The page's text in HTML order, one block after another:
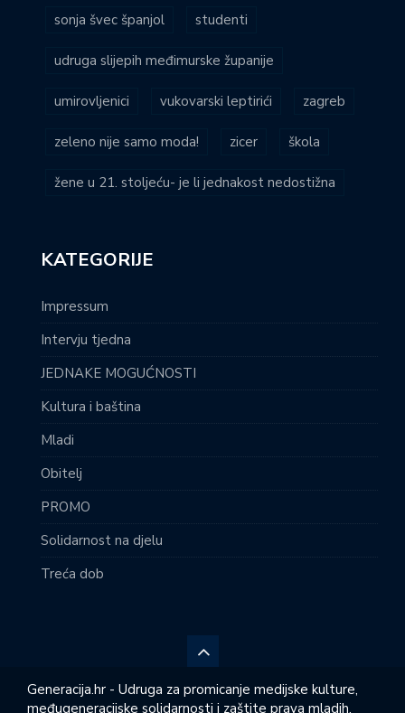
sonja švec španjol studenti
udruga slijepih međimurske županije
umirovljenici vukovarski leptirići zagreb
zeleno nije samo moda! zicer škola
žene u 21. stoljeću- je li jednakost nedostižna
KATEGORIJE
Impressum
Intervju tjedna
JEDNAKE MOGUĆNOSTI
Kultura i baština
Mladi
Obitelj
PROMO
Solidarnost na djelu
Treća dob
Generacija.hr - Udruga za promicanje medijske kulture,
međugeneracijske solidarnosti i zaštite prava mladih,